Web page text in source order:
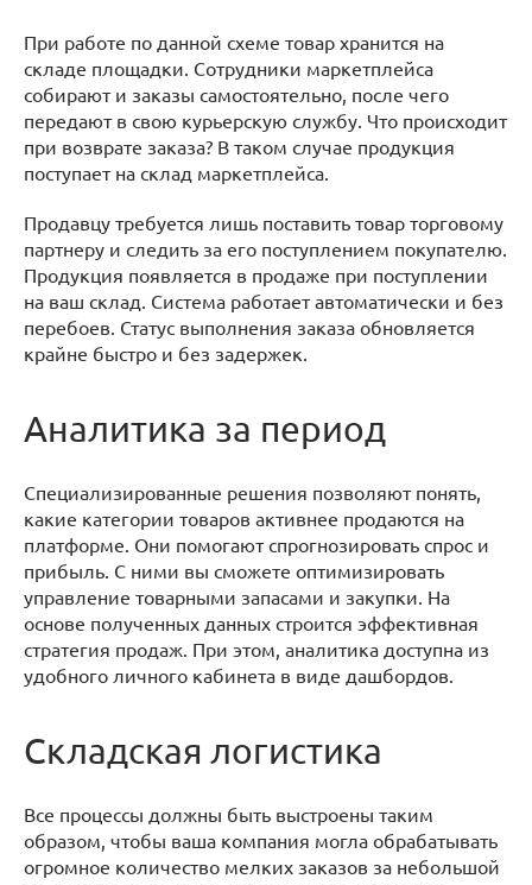
При работе по данной схеме товар хранится на
складе площадки. Сотрудники маркетплейса
собирают и заказы самостоятельно, после чего
передают в свою курьерскую службу. Что происходит
при возврате заказа? В таком случае продукция
поступает на склад маркетплейса.
Продавцу требуется лишь поставить товар торговому
партнеру и следить за его поступлением покупателю.
Продукция появляется в продаже при поступлении
на ваш склад. Система работает автоматически и без
перебоев. Статус выполнения заказа обновляется
крайне быстро и без задержек.
Аналитика за период
Специализированные решения позволяют понять,
какие категории товаров активнее продаются на
платформе. Они помогают спрогнозировать спрос и
прибыль. С ними вы сможете оптимизировать
управление товарными запасами и закупки. На
основе полученных данных строится эффективная
стратегия продаж. При этом, аналитика доступна из
удобного личного кабинета в виде дашбордов.
Складская логистика
Все процессы должны быть выстроены таким
образом, чтобы ваша компания могла обрабатывать
огромное количество мелких заказов за небольшой